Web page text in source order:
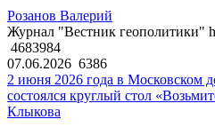
Розанов Валерий
Журнал "Вестник геополитики"
4683984
07.06.2026 6386
2 июня 2026 года в Московском
состоялся круглый стол
Клыкова